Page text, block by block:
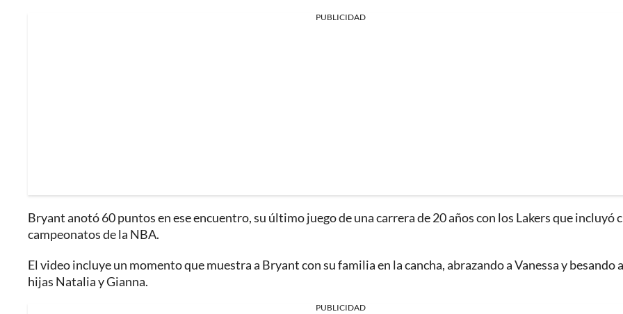
PUBLICIDAD
Bryant anotó 60 puntos en ese encuentro, su último juego de una carrera de 20 años con los Lakers que incluyó
campeonatos de la NBA.
El video incluye un momento que muestra a Bryant con su familia en la cancha, abrazando a Vanessa y besando
hijas Natalia y Gianna.
PUBLICIDAD